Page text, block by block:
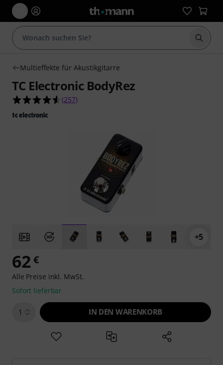
Suche
Multieffekte für Akustikgitarre
TC Electronic BodyRez
4.6 von 5 Sternen aus 257 Kundenbewertungen
(257)
+5
62 €
Alle Preise inkl. MwSt.
Sofort lieferbar
1 IN DEN WARENKORB